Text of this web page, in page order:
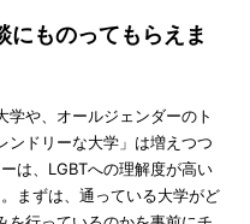
にものってもらえま
学や、オールジェンダーのト
ンドリーな大学」は増えつつ
は、LGBTへの理解度が高い
まずは、通っている大学がど